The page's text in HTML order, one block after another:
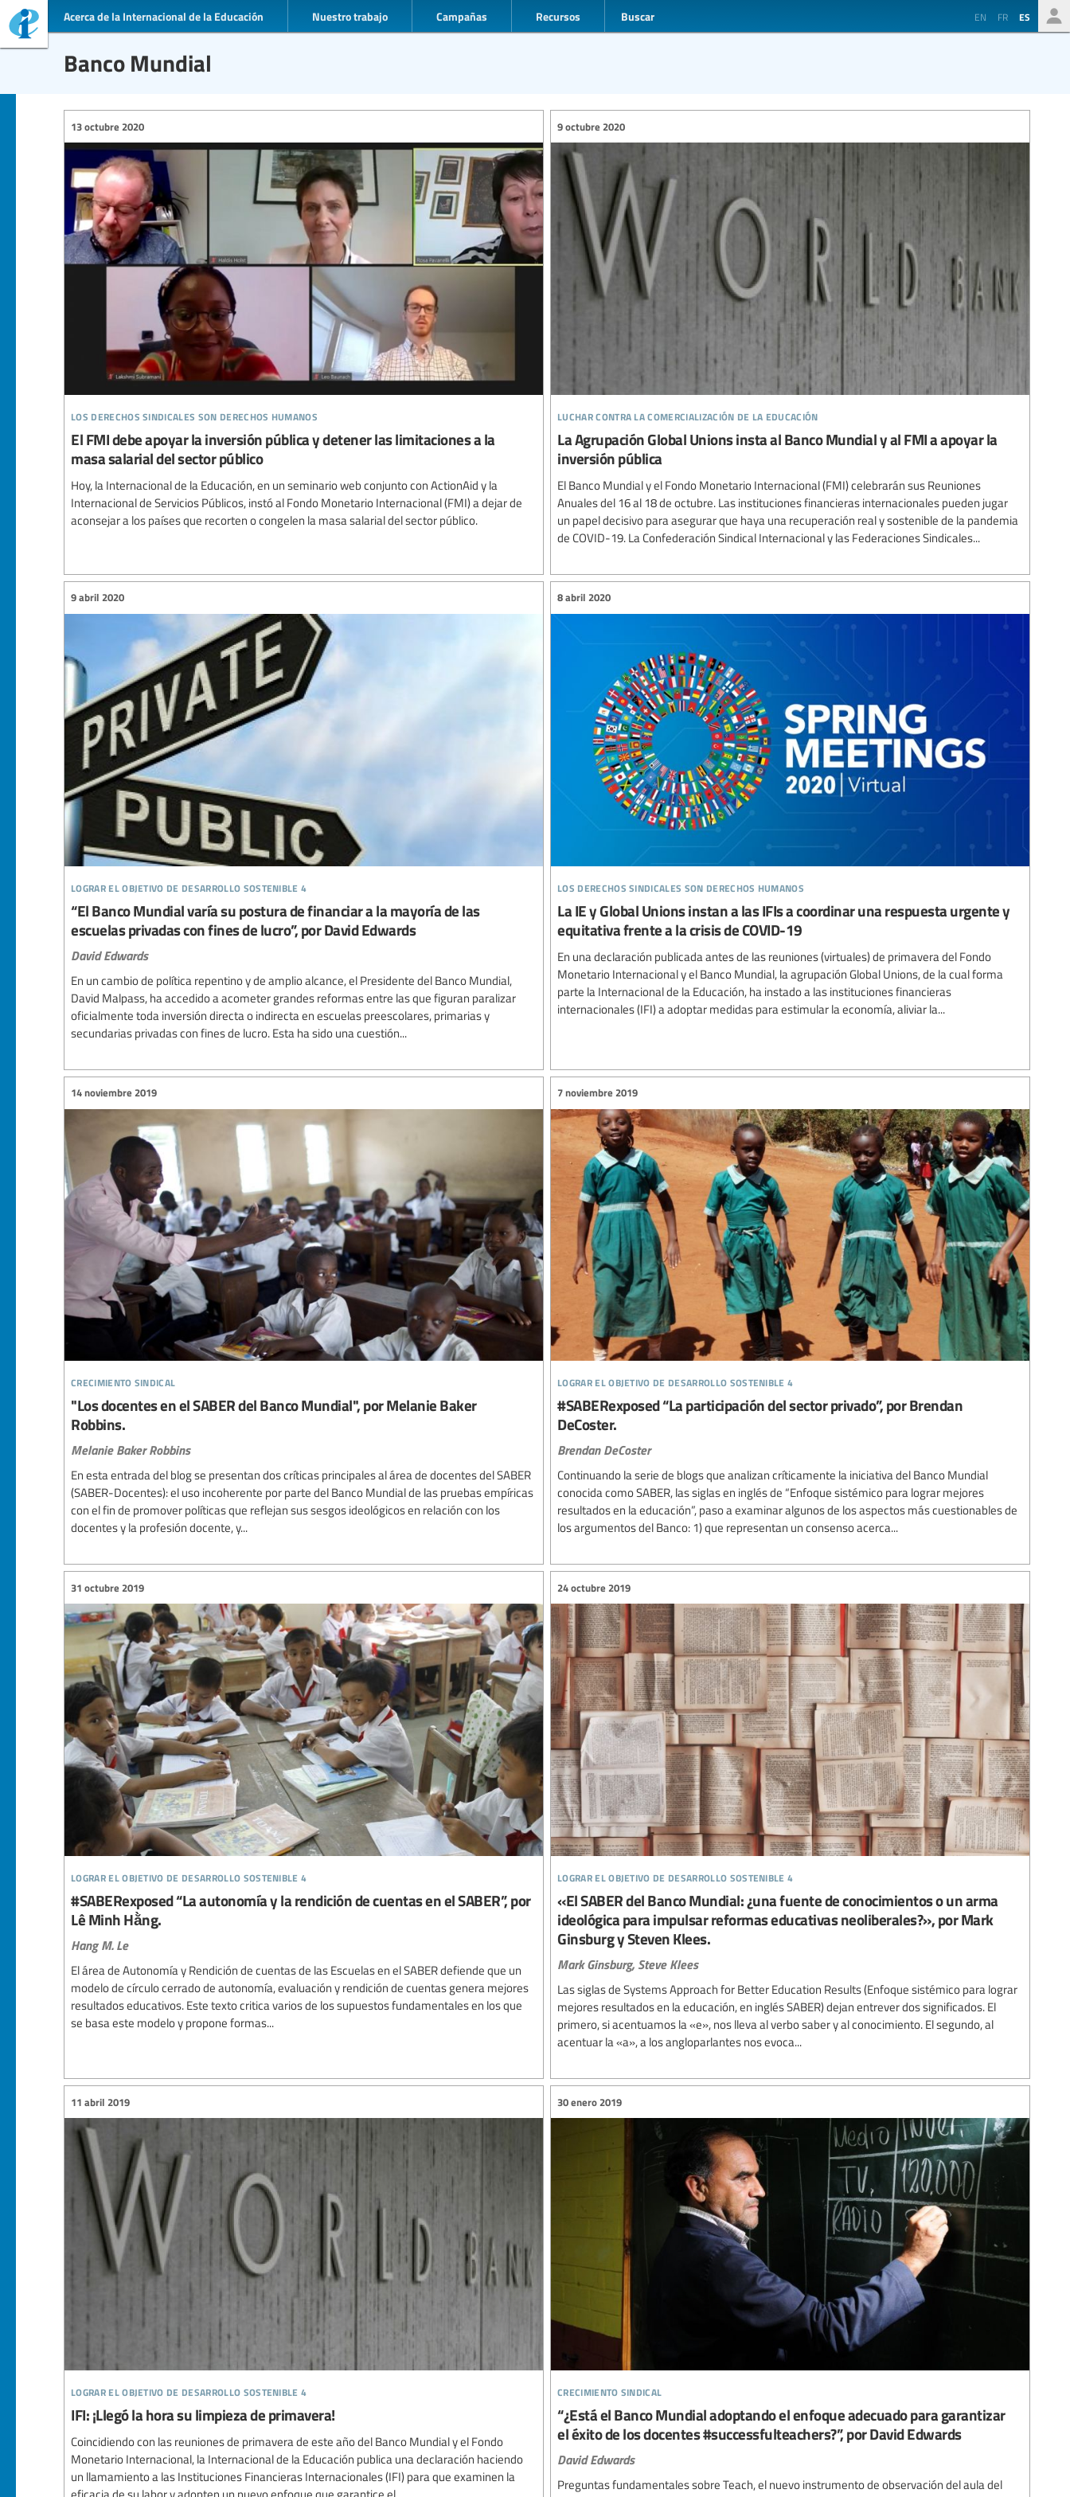
Acerca de la Internacional de la Educación Nuestro trabajo Campañas Recursos Buscar EN FR ES
Banco Mundial
los derechos sindicales son derechos humanos
13 octubre 2020
El FMI debe apoyar la inversión pública y detener las limitaciones a la
masa salarial del sector público
Hoy, la Internacional de la Educación, en un seminario web conjunto con ActionAid y la
Internacional de Servicios Públicos, instó al Fondo Monetario Internacional (FMI) a dejar de
aconsejar a los países que recorten o congelen la masa salarial del sector público.
luchar contra la comercialización de la educación
9 octubre 2020
La Agrupación Global Unions insta al Banco Mundial y al FMI a apoyar la
inversión pública
El Banco Mundial y el Fondo Monetario Internacional (FMI) celebrarán sus Reuniones
Anuales del 16 al 18 de octubre. Las instituciones financieras internacionales pueden jugar
un papel decisivo para asegurar que haya una recuperación real y sostenible de la pandemia
de COVID-19. La Confederación Sindical Internacional y las Federaciones Sindicales...
lograr el objetivo de desarrollo sostenible 4
9 abril 2020
“El Banco Mundial varía su postura de financiar a la mayoría de las
escuelas privadas con fines de lucro”, por David Edwards
David Edwards
En un cambio de política repentino y de amplio alcance, el Presidente del Banco Mundial,
David Malpass, ha accedido a acometer grandes reformas entre las que figuran paralizar
oficialmente toda inversión directa o indirecta en escuelas preescolares, primarias y
secundarias privadas con fines de lucro. Esta ha sido una cuestión...
los derechos sindicales son derechos humanos
8 abril 2020
La IE y Global Unions instan a las IFIs a coordinar una respuesta urgente y
equitativa frente a la crisis de COVID-19
En una declaración publicada antes de las reuniones (virtuales) de primavera del Fondo
Monetario Internacional y el Banco Mundial, la agrupación Global Unions, de la cual forma
parte la Internacional de la Educación, ha instado a las instituciones financieras
internacionales (IFI) a adoptar medidas para estimular la economía, aliviar la...
crecimiento sindical
14 noviembre 2019
"Los docentes en el SABER del Banco Mundial", por Melanie Baker
Robbins.
Melanie Baker Robbins
En esta entrada del blog se presentan dos críticas principales al área de docentes del SABER
(SABER-Docentes): el uso incoherente por parte del Banco Mundial de las pruebas empíricas
con el fin de promover políticas que reflejan sus sesgos ideológicos en relación con los
docentes y la profesión docente, y...
lograr el objetivo de desarrollo sostenible 4
7 noviembre 2019
#SABERexposed “La participación del sector privado”, por Brendan
DeCoster.
Brendan DeCoster
Continuando la serie de blogs que analizan críticamente la iniciativa del Banco Mundial
conocida como SABER, las siglas en inglés de “Enfoque sistémico para lograr mejores
resultados en la educación”, paso a examinar algunos de los aspectos más cuestionables de
los argumentos del Banco: 1) que representan un consenso acerca...
lograr el objetivo de desarrollo sostenible 4
31 octubre 2019
#SABERexposed “La autonomía y la rendición de cuentas en el SABER”, por
Lê Minh Hằng.
Hang M. Le
El área de Autonomía y Rendición de cuentas de las Escuelas en el SABER defiende que un
modelo de círculo cerrado de autonomía, evaluación y rendición de cuentas genera mejores
resultados educativos. Este texto critica varios de los supuestos fundamentales en los que
se basa este modelo y propone formas...
lograr el objetivo de desarrollo sostenible 4
24 octubre 2019
«El SABER del Banco Mundial: ¿una fuente de conocimientos o un arma
ideológica para impulsar reformas educativas neoliberales?», por Mark
Ginsburg y Steven Klees.
Mark Ginsburg, Steve Klees
Las siglas de Systems Approach for Better Education Results (Enfoque sistémico para lograr
mejores resultados en la educación, en inglés SABER) dejan entrever dos significados. El
primero, si acentuamos la «e», nos lleva al verbo saber y al conocimiento. El segundo, al
acentuar la «a», a los angloparlantes nos evoca...
lograr el objetivo de desarrollo sostenible 4
11 abril 2019
IFI: ¡Llegó la hora su limpieza de primavera!
Coincidiendo con las reuniones de primavera de este año del Banco Mundial y el Fondo
Monetario Internacional, la Internacional de la Educación publica una declaración haciendo
un llamamiento a las Instituciones Financieras Internacionales (IFI) para que examinen la
crecimiento sindical
30 enero 2019
“¿Está el Banco Mundial adoptando el enfoque adecuado para garantizar
el éxito de los docentes #successfulteachers?”, por David Edwards
David Edwards
Preguntas fundamentales sobre Teach, el nuevo instrumento de observación del aula del